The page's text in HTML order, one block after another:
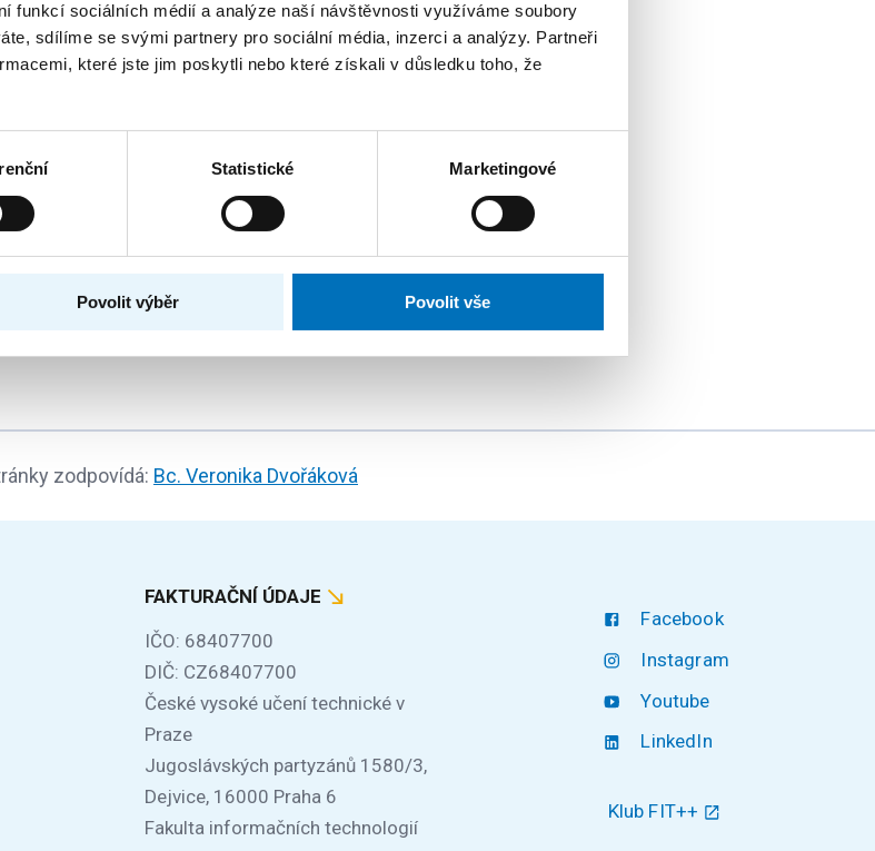
funkcí sociálních médií a analýze naší návštěvnosti využíváme soubory
sdílíme se svými partnery pro sociální média, inzerci a analýzy. Partneři
které jste jim poskytli nebo které získali v důsledku toho, že
Statistické Marketingové
Povolit výběr Povolit vše
2026 KONFERENCE
KONFERENCE
v oblasti řetězcových algoritmů na všech úrovních
zodpovídá: Bc. Veronika Dvořáková
FAKTURAČNÍ ÚDAJE
IČO: 68407700
DIČ: CZ68407700
České vysoké učení technické v
Praze
Jugoslávských partyzánů 1580/3,
Dejvice, 16000 Praha 6
Fakulta informačních technologií
Facebook
Instagram
Youtube
LinkedIn
Klub FIT++